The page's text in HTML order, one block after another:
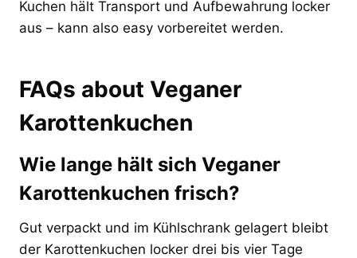
Kuchen hält Transport und Aufbewahrung locker
aus – kann also easy vorbereitet werden.
FAQs about Veganer
Karottenkuchen
Wie lange hält sich Veganer
Karottenkuchen frisch?
Gut verpackt und im Kühlschrank gelagert bleibt
der Karottenkuchen locker drei bis vier Tage